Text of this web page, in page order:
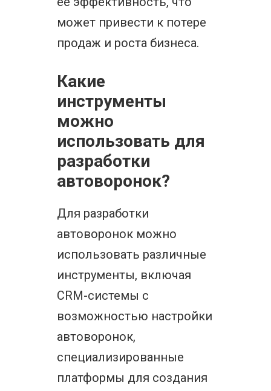
может привести к потере
продаж и роста бизнеса.
Какие
инструменты
можно
использовать для
разработки
автоворонок?
Для разработки
автоворонок можно
использовать различные
инструменты, включая
CRM-системы с
возможностью настройки
автоворонок,
специализированные
платформы для создания